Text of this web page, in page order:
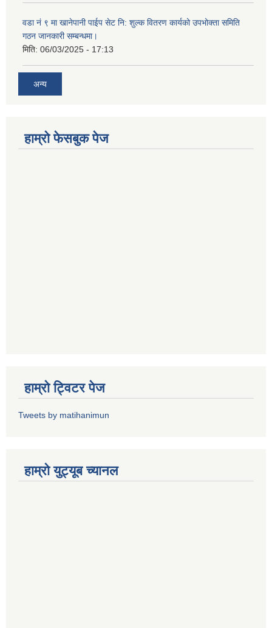
वडा नं ९ मा खानेपानी पाईप सेट नि: शुल्क वितरण कार्यको उपभोक्ता समिति
गठन जानकारी सम्बन्धमा।
मिति: 06/03/2025 - 17:13
अन्य
हाम्राे फेसबुक पेज
हाम्राे ट्विटर पेज
Tweets by matihanimun
हाम्रो युट्यूब च्यानल